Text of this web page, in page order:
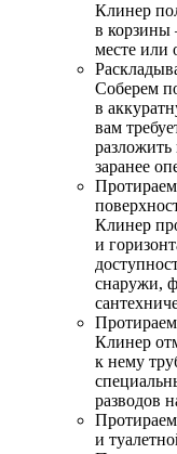
Клинер
в корзины
месте или
Соберем
в
вам
заранее
Клинер
и
снаружи,
Клинер
к нему
разводов
и